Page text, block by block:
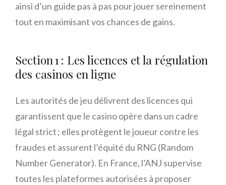
ainsi d’un guide pas à pas pour jouer sereinement
tout en maximisant vos chances de gains.
Section 1 : Les licences et la régulation
des casinos en ligne
Les autorités de jeu délivrent des licences qui
garantissent que le casino opère dans un cadre
légal strict ; elles protègent le joueur contre les
fraudes et assurent l’équité du RNG (Random
Number Generator). En France, l’ANJ supervise
toutes les plateformes autorisées à proposer